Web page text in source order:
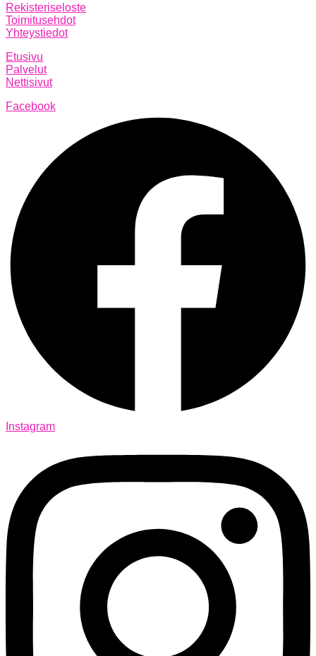
Rekisteriseloste
Toimitusehdot
Yhteystiedot
Etusivu
Palvelut
Nettisivut
Facebook
Instagram